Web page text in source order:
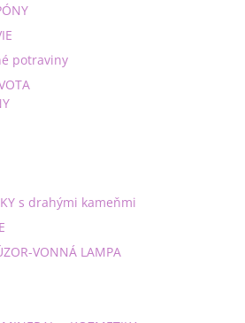
potraviny
s drahými kameňmi
VONNÁ LAMPA